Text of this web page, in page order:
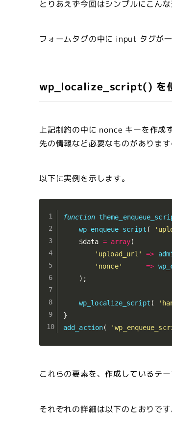
とりあえず今回はシンプルにこんな
フォームタグの中に input タグが
wp_localize_script() を
上記制約の中に nonce キーを作成
先の情報など必要なものがありま
以下に実例を示します。
function
wp_enqueue_script (
$data = array(
'upload_url'
=>
'nonce'
=>
) ;
wp_localize_script (
}
add_action(
これらの要素を、作成しているテ
それぞれの詳細は以下のとおりです